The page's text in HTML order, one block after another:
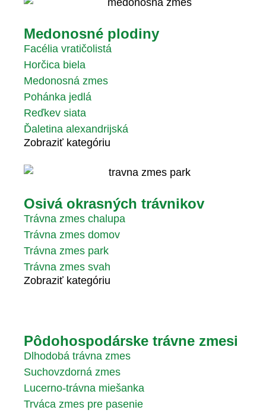
Medonosné plodiny
Facélia vratičolistá
Horčica biela
Medonosná zmes
Pohánka jedlá
Reďkev siata
Ďaletina alexandrijská
Zobraziť kategóriu
Osivá okrasných trávnikov
Trávna zmes chalupa
Trávna zmes domov
Trávna zmes park
Trávna zmes svah
Zobraziť kategóriu
Pôdohospodárske trávne zmesi
Dlhodobá trávna zmes
Suchovzdorná zmes
Lucerno-trávna miešanka
Trváca zmes pre pasenie